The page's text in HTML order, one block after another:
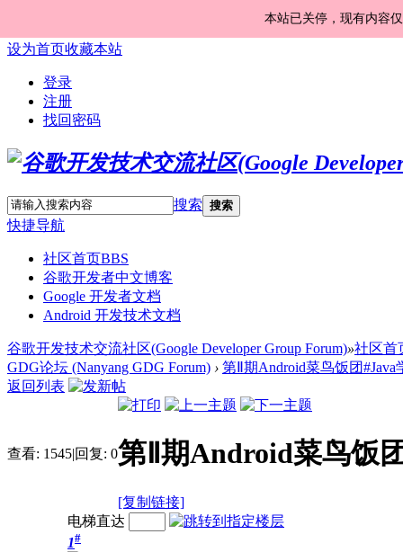
本站已关停，现有内容
设为首页收藏本站
登录
注册
找回密码
搜索 搜索
快捷导航
社区首页BBS
谷歌开发者中文博客
Google 开发者文档
Android 开发技术文档
谷歌开发技术交流社区(Google Developer Group Forum)»社区首
GDG论坛 (Nanyang GDG Forum) › 第Ⅱ期Android菜鸟饭团
返回列表
查看: 1545|回复: 0第Ⅱ期Android菜鸟饭
[复制链接]
电梯直达
1#